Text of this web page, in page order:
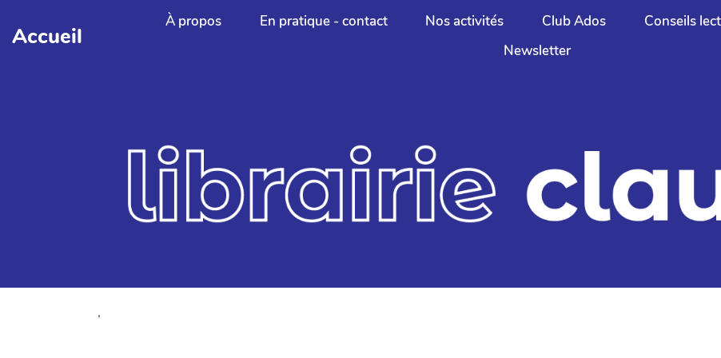
Aller au contenu principal
Accueil
À propos En pratique - contact Nos activités Club Ados Conseils
Newsletter
,